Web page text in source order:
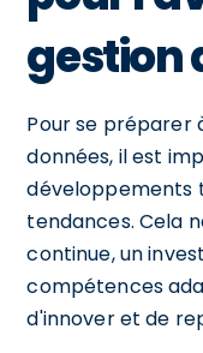
gestion
Pour se préparer
données, il est
développements
tendances. Cela
continue, un
compétences
d'innover et de